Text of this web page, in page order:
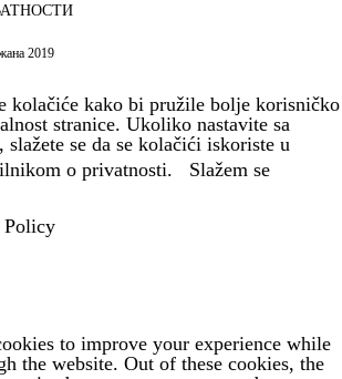
2019
kolačiće kako bi pružile bolje korisničko
stranice. Ukoliko nastavite sa
slažete se da se kolačići iskoriste u
o privatnosti.
Slažem se
Policy
to improve your experience while
the website. Out of these cookies, the